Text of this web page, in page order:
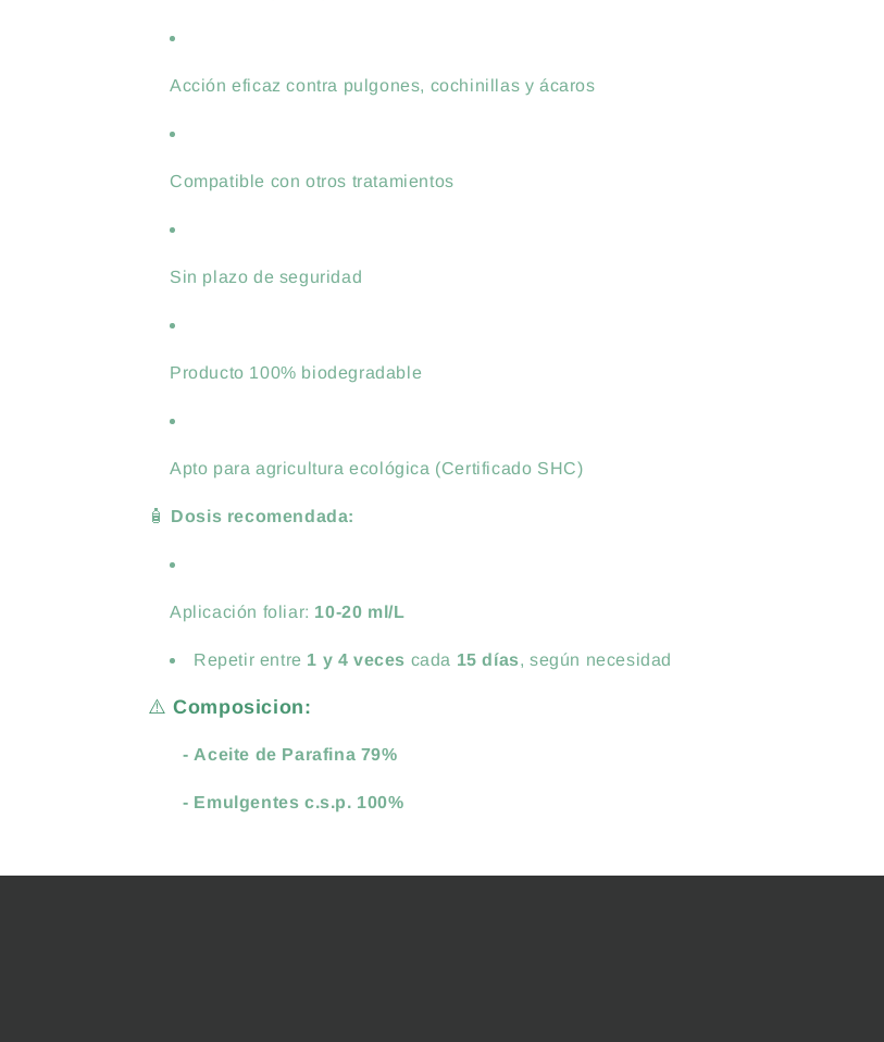
Acción eficaz contra pulgones, cochinillas y ácaros
Compatible con otros tratamientos
Sin plazo de seguridad
Producto 100% biodegradable
Apto para agricultura ecológica (Certificado SHC)
🧴 Dosis recomendada:
Aplicación foliar: 10-20 ml/L
Repetir entre 1 y 4 veces cada 15 días, según necesidad
⚠️Composicion:
- Aceite de Parafina 79%
- Emulgentes c.s.p. 100%